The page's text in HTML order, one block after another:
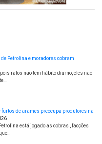
Petrolina e moradores cobram
ratos não tem hábito diurno, eles não
furtos de arames preocupa produtores na
está jogado as cobras , facções